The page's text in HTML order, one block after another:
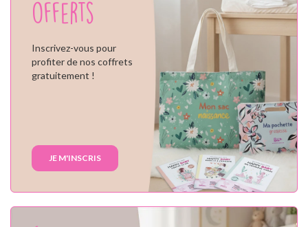
offerts
Inscrivez-vous pour
profiter de nos coffrets
gratuitement !
JE M'INSCRIS